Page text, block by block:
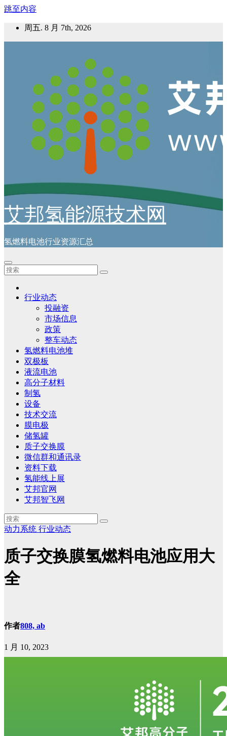
跳至内容
周五. 8 月 7th, 2026
艾邦氢能源技术网
氢燃料电池行业资源汇总
行业动态
投融资
市场信息
政策
整车动态
氢燃料电池堆
双极板
液流电池
高分子材料
制氢
设备
技术交流
膜电极
储氢罐
质子交换膜
微信群和通讯录
资料下载
氢能线上展
艾邦官网
艾邦智飞网
动力系统 行业动态
质子交换膜氢燃料电池应用大
全​
作者808, ab
1 月 10, 2023